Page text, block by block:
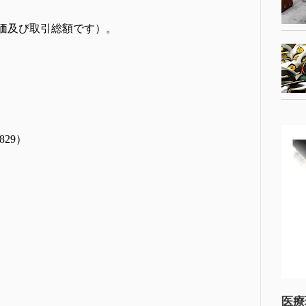
び取引総額です）。
）
医